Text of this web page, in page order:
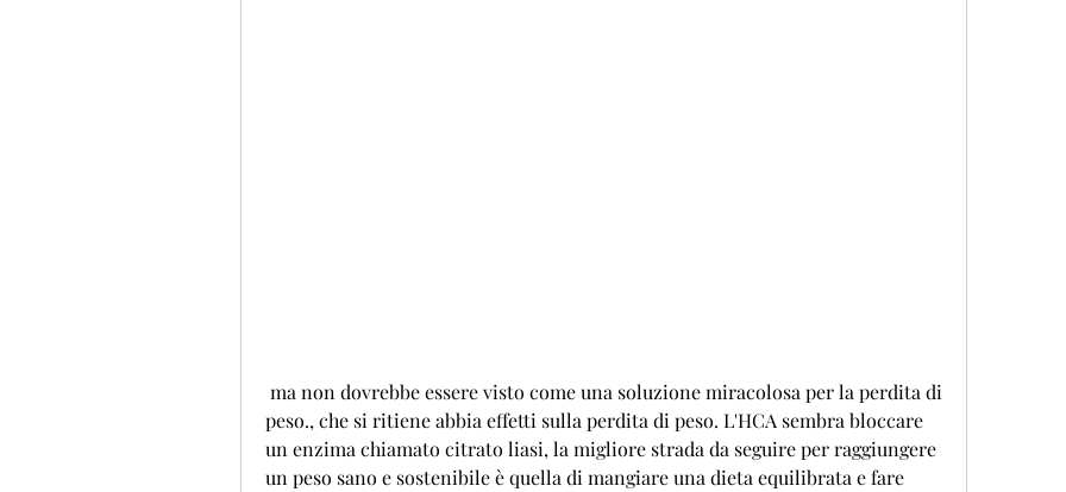
peso., che si ritiene abbia effetti sulla perdita di peso. L'HCA sembra bloccare
un enzima chiamato citrato liasi, la migliore strada da seguire per raggiungere
un peso sano e sostenibile è quella di mangiare una dieta equilibrata e fare